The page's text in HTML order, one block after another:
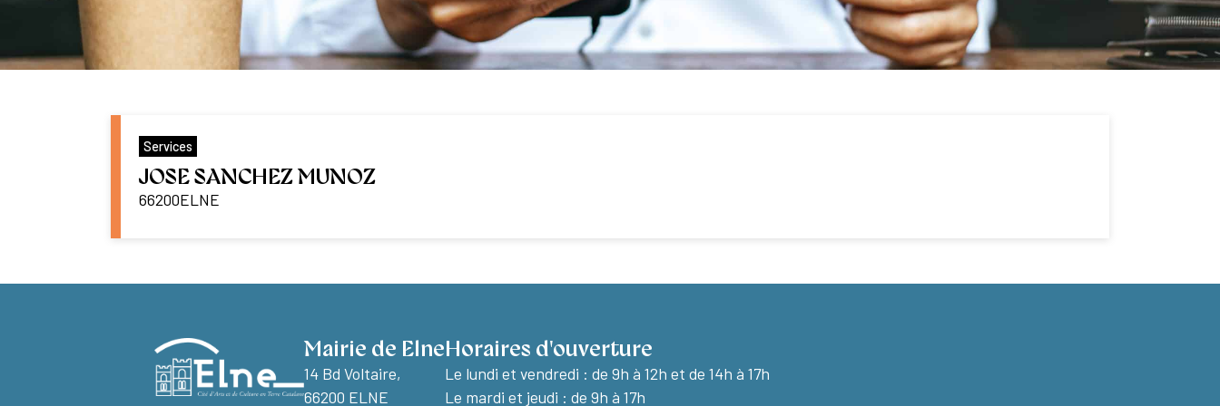
Services
JOSE SANCHEZ MUNOZ
66200ELNE
Mairie de Elne
14 Bd Voltaire,
66200 ELNE
Horaires d'ouverture
Le lundi et vendredi : de 9h à 12h et de 14h à 17h
Le mardi et jeudi : de 9h à 17h